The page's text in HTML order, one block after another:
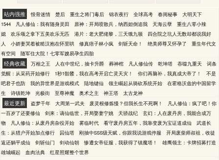
站内强推 恨骨迷情 楚后 重生之将门毒后 锦衣夜行 全球高考 春闺秘事
大明天下
1544
凡人修仙：我有随身灵田 原神：开局喷散兵，纳西妲倒追我 天海云孽
重生八零小辣
媳
欢乐颂之拿下五美欢乐无匹 港片：老大肥佬黎，三天饿九顿
四合院之坑人无数却都说我好
人
小娇妻哭着被糙汉抱在怀里哄 修真痞子林小疯 剑斩天命！ 绝美师尊又怀孕了
重生年代文
有空间
随军住大院！七零军嫂易孕生四胎
经典收藏 万相之王 人在中世纪，抽卡升爵 葬神棺 凡人修仙传 乾坤塔 吞噬九重天
词条
觉醒：从采药开始修行
1秒1骷髅，我在高考开启亡灵天灾！ 你们再脑补，我真成大帝了！
不是
吧君子也防
我的异世界是游戏模式 陆地键仙 领主崛起从骑砍系统开始
在霍格沃兹的中国留学
生
诗镇乾坤 光极街 至尊神魔 奥术之主 神王塔 太古龙神
最近更新 盗梦千年 大周第一武夫 废灵根修炼慢？但我长生不死啊！
凡人修仙：疯了吧！你
一百岁了还要修仙
剑来：谪仙临世，开局娶妻宁姚 天骄战纪
玄幻：人在废丹房，我能合成万
物
凡人修仙：从废丹房杂役开始 雾临时代 看守废丹房五年，我靠变废为宝证道成仙
武道长
生：从猎户开始加点修行
囚仙塔 刚抽中SSS级天赋，你跟我说游戏停服
开局废柴师叔祖，收徒
返还躺平成仙
剑斩仙门 剑动仙朝 惨遭女帝征服，我获得了镇魔塔！
雄鹰领主：卡牌招募打造
雄城崛起
血肉法典
红星照耀整个世界